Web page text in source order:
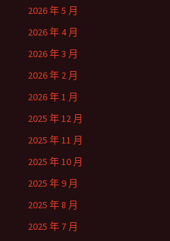
2026 年 5 月
2026 年 4 月
2026 年 3 月
2026 年 2 月
2026 年 1 月
2025 年 12 月
2025 年 11 月
2025 年 10 月
2025 年 9 月
2025 年 8 月
2025 年 7 月